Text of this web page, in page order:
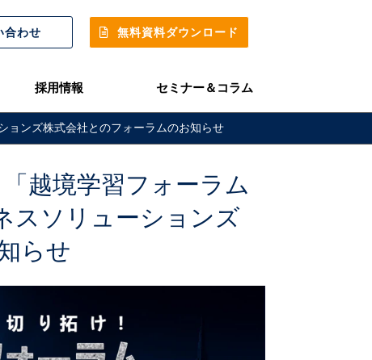
合わせ 無料資料ダウンロード
採用情報 セミナー＆コラム
ョンズ株式会社とのフォーラムのお知らせ
越境学習フォーラム
スソリューションズ
らせ